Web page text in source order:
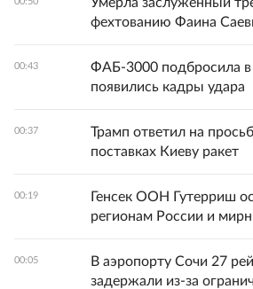
фехтованию Фаина
00:43
ФАБ-3000 подбросила в
появились кадры удара
00:37
Трамп ответил на
поставках Киеву ракет
00:19
Генсек ООН Гутерриш
регионам России и
00:05
В аэропорту Сочи 27
задержали из-за